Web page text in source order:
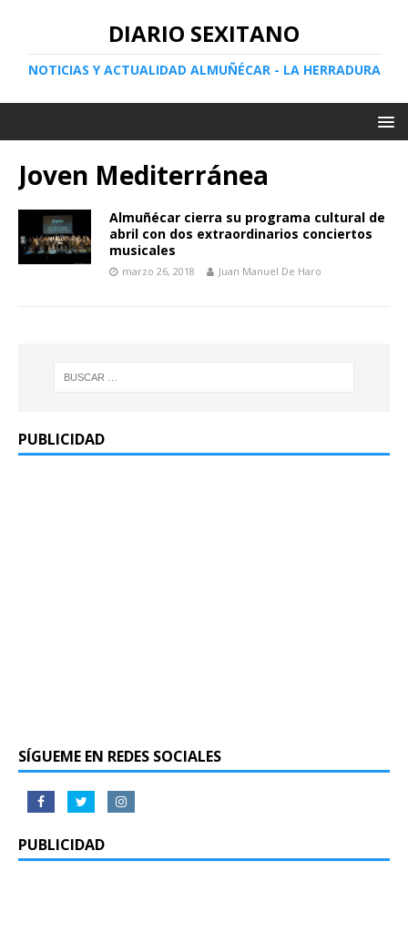
DIARIO SEXITANO
NOTICIAS Y ACTUALIDAD ALMUÑÉCAR - LA HERRADURA
Joven Mediterránea
Almuñécar cierra su programa cultural de
abril con dos extraordinarios conciertos
musicales
marzo 26, 2018 Juan Manuel De Haro
PUBLICIDAD
SÍGUEME EN REDES SOCIALES
PUBLICIDAD